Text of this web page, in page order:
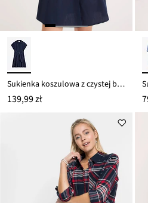
Sukienka koszulowa z czystej bawełny
139,99 zł